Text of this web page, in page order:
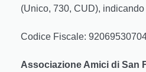
(Unico, 730, CUD),
Codice Fiscale:
Associazione Amici di San